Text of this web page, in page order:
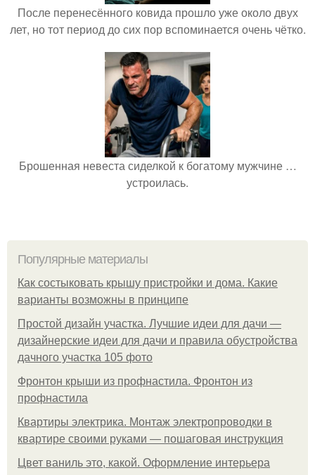
После перенесённого ковида прошло уже около двух
лет, но тот период до сих пор вспоминается очень чётко.
Брошенная невеста сиделкой к богатому мужчине …
устроилась.
Популярные материалы
Как состыковать крышу пристройки и дома. Какие
варианты возможны в принципе
Простой дизайн участка. Лучшие идеи для дачи —
дизайнерские идеи для дачи и правила обустройства
дачного участка 105 фото
Фронтон крыши из профнастила. Фронтон из
профнастила
Квартиры электрика. Монтаж электропроводки в
квартире своими руками — пошаговая инструкция
Цвет ваниль это, какой. Оформление интерьера